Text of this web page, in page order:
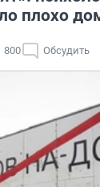
плохо
800 Обсудить